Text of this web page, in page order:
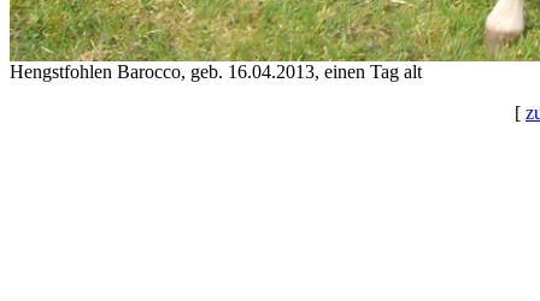
Hengstfohlen Barocco, geb. 16.04.2013, einen Tag alt
[